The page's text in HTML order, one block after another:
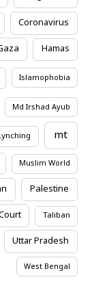
Coronavirus
Hamas
Islamophobia
Md Irshad Ayub
mt
Muslim World
Palestine
Taliban
Uttar Pradesh
West Bengal